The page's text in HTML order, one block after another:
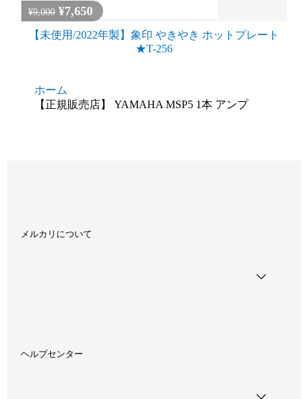
¥9,000 ¥7,650
【未使用/2022年製】象印 やきやき ホットプレート
★T-256
ホーム
【正規販売店】 YAMAHA MSP5 1本 アンプ
メルカリについて
ヘルプセンター